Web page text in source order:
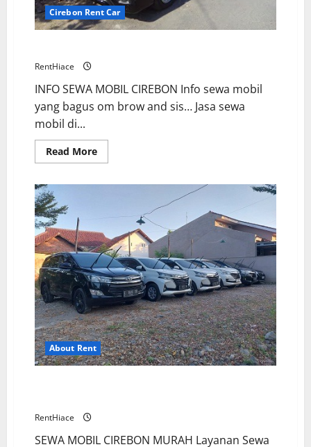
Cirebon Rent Car
RentHiace
INFO SEWA MOBIL CIREBON Info sewa mobil
yang bagus om brow and sis… Jasa sewa
mobil di...
Read MoreRead
more
Murah
Terjangkau
About Rent
RentHiace
SEWA MOBIL CIREBON MURAH Layanan Sewa